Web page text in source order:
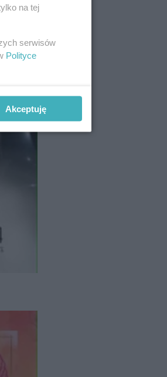
na tej
serwisów
Polityce
Akceptuję